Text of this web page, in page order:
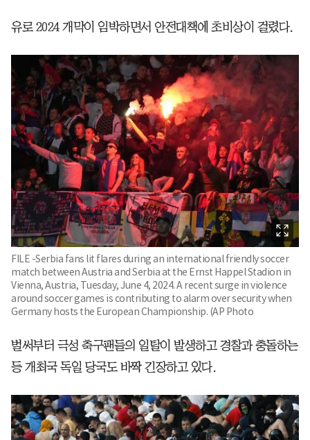
유로 2024 개막이 임박하면서 안전대책에 초비상이 걸렸다.
FILE -Serbia fans lit flares during an international friendly soccer
match between Austria and Serbia at the Ernst Happel Stadion in
Vienna, Austria, Tuesday, June 4, 2024. A recent surge in violence
around soccer games is contributing to alarm over security when
Germany hosts the European Championship. (AP Photo
벌써부터 극성 축구팬들의 일탈이 발생하고 경찰과 충돌하는
등 개최국 독일 당국도 바짝 긴장하고 있다.